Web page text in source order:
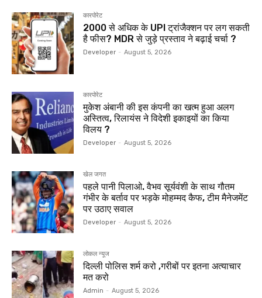
कारपोरेट
₹2000 से अधिक के UPI ट्रांजैक्शन पर लग सकती
है फीस? MDR से जुड़े प्रस्ताव ने बढ़ाई चर्चा ?
Developer - August 5, 2026
कारपोरेट
मुकेश अंबानी की इस कंपनी का खत्म हुआ अलग
अस्तित्व, रिलायंस ने विदेशी इकाइयों का किया
विलय ?
Developer - August 5, 2026
खेल जगत
पहले पानी पिलाओ. वैभव सूर्यवंशी के साथ गौतम
गंभीर के बर्ताव पर भड़के मोहम्मद कैफ, टीम मैनेजमेंट
पर उठाए सवाल
Developer - August 5, 2026
लोकल न्यूज
दिल्ली पोलिस शर्म करो ,गरीबों पर इतना अत्याचार
मत करो
Admin - August 5, 2026